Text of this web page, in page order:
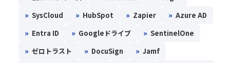
» SysCloud » HubSpot » Zapier » Azure AD
» Entra ID » Googleドライブ » SentinelOne
» ゼロトラスト » DocuSign » Jamf